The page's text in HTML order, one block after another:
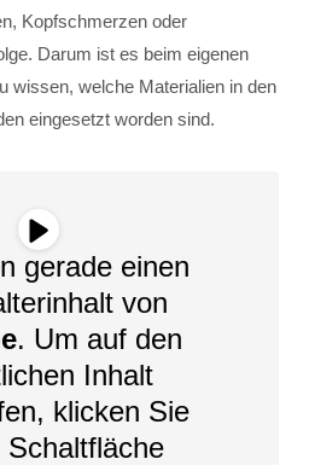
Kopfschmerzen oder
Darum ist es beim eigenen
wissen, welche Materialien in den
eingesetzt worden sind.
gerade einen
von
. Um auf den
Inhalt
klicken Sie
Schaltfläche